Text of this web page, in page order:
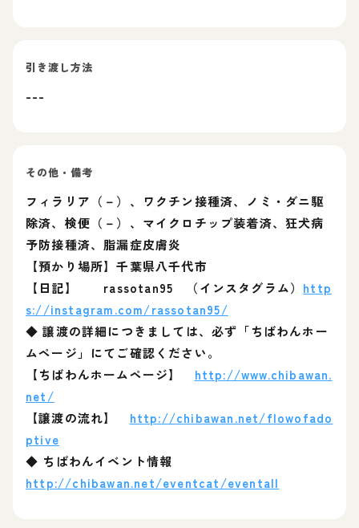
引き渡し方法
---
その他・備考
フィラリア（－）、ワクチン接種済、ノミ・ダニ駆
除済、検便（－）、マイクロチップ装着済、狂犬病
予防接種済、脂漏症皮膚炎
【預かり場所】千葉県八千代市
【日記】 rassotan95 （インスタグラム） http
s://instagram.com/rassotan95/
◆ 譲渡の詳細につきましては、必ず「ちばわんホー
ムページ」にてご確認ください。
【ちばわんホームページ】 http://www.chibawan.
net/
【譲渡の流れ】 http://chibawan.net/flowofado
ptive
◆ ちばわんイベント情報
http://chibawan.net/eventcat/eventall